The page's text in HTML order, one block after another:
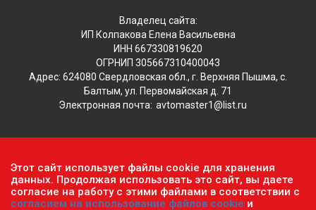
Владелец сайта:
ИП Колпакова Елена Васильевна
ИНН 667330819620
ОГРНИП 305667310400043
Адрес: 624080 Свердловская обл., г. Верхняя Пышма, с.
Балтым, ул. Первомайская д. 71
Электронная почта: avtomaster1@list.ru
Обратите внимание, что данный сайт носит исключительно
информационный характер и ни при каких условиях не
является публичной офертой, определяемой положениями ч.2
ст. 437 Гражданского кодекса РФ.Политика
Этот сайт использует файлы cookie для хранения
данных. Продолжая использовать это сайт, вы даете
согласие на работу с этими файлами в соответствии с
согласием на использование файлов cookie и